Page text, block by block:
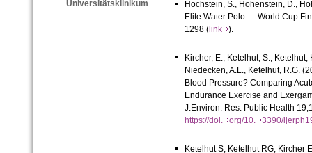
Universitätsklinikum
Hochstein, S., Hohenstein, D.,
Elite Water Polo — World Cup
1298 (link).
Kircher, E., Ketelhut, S.,
Niedecken, A.L., Ketelhut, R.G.
Blood Pressure? Comparing
Endurance Exercise and
J.Environ. Res. Public Health
https://doi.org/10.3390/
Ketelhut S, Ketelhut RG, Kircher